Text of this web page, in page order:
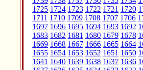
1725 1724 1723 1722 1721 1720
1711 1710 1709 1708 1707 1706
1697 1696 1695 1694 1693 1692
1683 1682 1681 1680 1679 1678
1669 1668 1667 1666 1665 1664
1655 1654 1653 1652 1651 1650
1641 1640 1639 1638 1637 1636